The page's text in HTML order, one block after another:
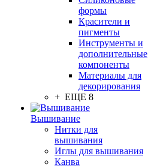
формы
Красители и
пигменты
Инструменты и
дополнительные
компоненты
Материалы для
декорирования
+ ЕЩЕ 8
Вышивание
Нитки для
вышивания
Иглы для вышивания
Канва